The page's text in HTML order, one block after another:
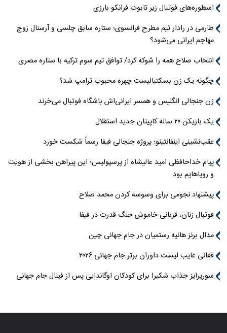
اسطوره‌های فوتبال زیر تابوت فرانکو بارزی
طارمی در رادار تیم مطرح فرانسوی؛ ستاره سابق چلسی و آرسنال زوج
مهاجم ایرانی می‌شود؟
انتخاب صلاح همه را شوکه کرد/ توافق تیم سوم ترکیه با ستاره مصری
چگونه یک زن بسکتبالیست چهره محبوب ترامپ شد؟
زن جنجالی انگلیس و همسر ایرانی‌اش باشگاه فوتبال می‌خرند
یک بازیکن ۲۰ ساله کاپیتان جدید استقلال
عقب‌نشینی اینفانتینو؛ پروژه جنجالی فیفا رسماً شکست خورد
پیام خداحافظی امید عالیشاه از پرسپولیس؛ این پیراهن بخشی از هویت
و رویاهایم بود
پیشنهاد نجومی برای وسوسه کردن محمد صلاح
فوتبال زنان، قربانی خاموش جنگ قدرت در فیفا
مدال برنز هانیه رستمیان در جام جهانی چین
فغانی غایب لیست داوران برتر جام جهانی ۲۰۲۶
سورپرایز جذاب شکیرا برای کودکان اوگاندایی پس از فینال جام جهانی